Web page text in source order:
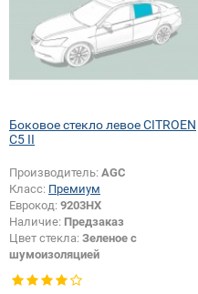
Боковое стекло левое CITROEN
C5 II
Производитель: AGC
Класс: Премиум
Еврокод: 9203HX
Наличие: Предзаказ
Цвет стекла: Зеленое с
шумоизоляцией
Тип стекла: Боковое стекло левое